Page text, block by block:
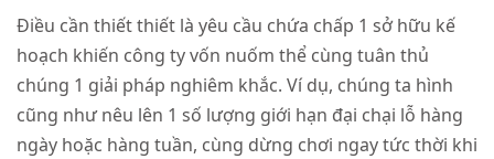
Điều cần thiết thiết là yêu cầu chứa chấp 1 sở hữu kế
hoạch khiến công ty vốn nuốm thể cùng tuân thủ
chúng 1 giải pháp nghiêm khắc. Ví dụ, chúng ta hình
cũng như nêu lên 1 số lượng giới hạn đại chại lỗ hàng
ngày hoặc hàng tuần, cùng dừng chơi ngay tức thời khi